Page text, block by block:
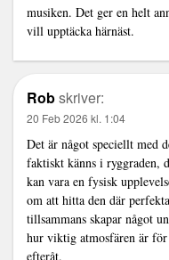
musiken. Det ger en helt
vill upptäcka härnäst.
Robskriver:
20 Feb 2026 kl. 1:04
Det är något speciellt med
faktiskt känns i ryggraden,
kan vara en fysisk
om att hitta den där
tillsammans skapar något
hur viktig atmosfären är
efteråt.